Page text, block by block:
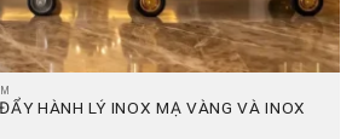
HÀNH LÝ INOX MẠ VÀNG VÀ INOX